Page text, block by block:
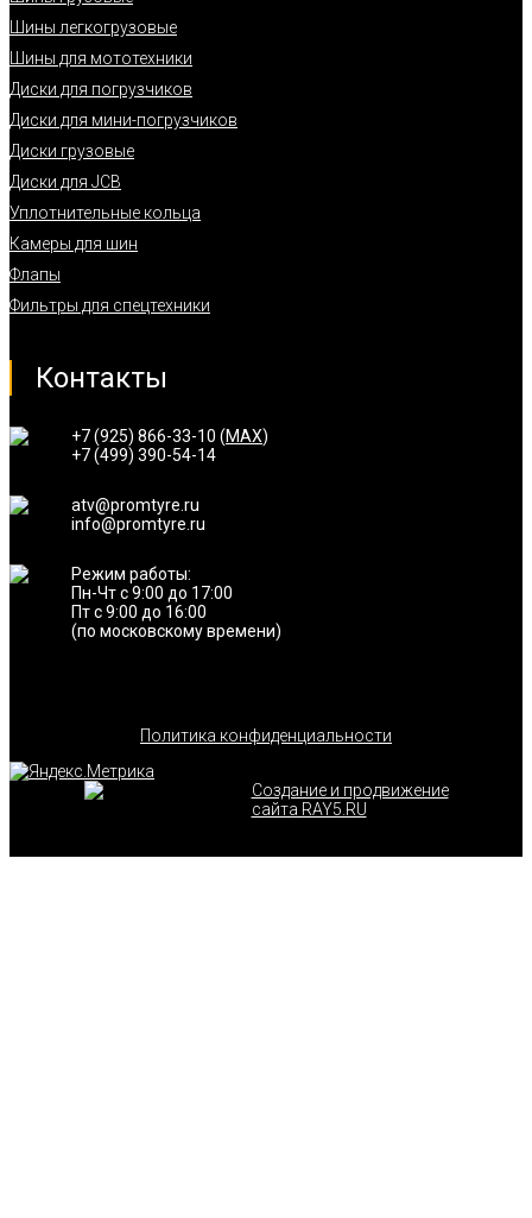
Шины легкогрузовые
Шины для мототехники
Диски для погрузчиков
Диски для мини-погрузчиков
Диски грузовые
Диски для JCB
Уплотнительные кольца
Камеры для шин
Флапы
Фильтры для спецтехники
Контакты
+7 (925) 866-33-10 (MAX)
+7 (499) 390-54-14
atv@promtyre.ru
info@promtyre.ru
Режим работы:
Пн-Чт с 9:00 до 17:00
Пт с 9:00 до 16:00
(по московскому времени)
Политика конфиденциальности
Создание и продвижение
сайта RAY5.RU